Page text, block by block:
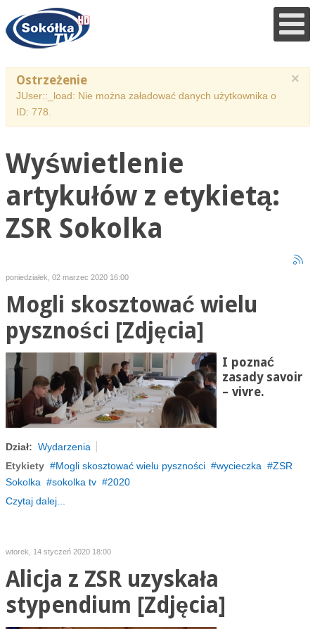
×
Ostrzeżenie
JUser::_load: Nie można załadować danych użytkownika o
ID: 778.
Wyświetlenie
artykułów z etykietą:
ZSR Sokolka
poniedziałek, 02 marzec 2020 16:00
Mogli skosztować wielu
pyszności [Zdjęcia]
I poznać
zasady savoir
– vivre.
Dział: Wydarzenia
Etykiety
Mogli skosztować wielu pyszności wycieczka
ZSR
Sokolka
sokolka tv
2020
Czytaj dalej...
wtorek, 14 styczeń 2020 18:00
Alicja z ZSR uzyskała
stypendium [Zdjęcia]